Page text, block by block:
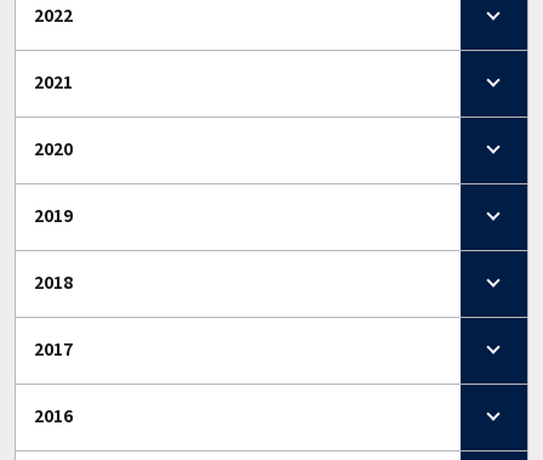
2022
2021
2020
2019
2018
2017
2016